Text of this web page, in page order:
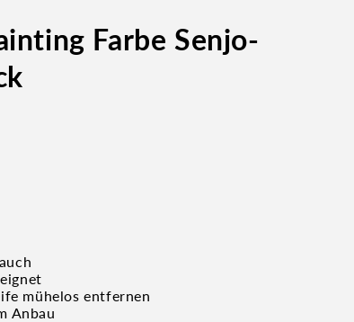
Farbe Senjo-
mühelos entfernen
Anbau